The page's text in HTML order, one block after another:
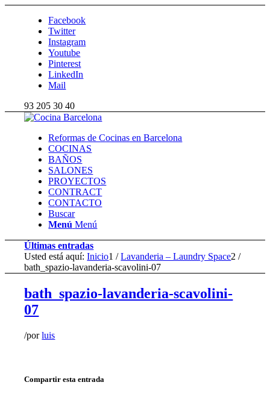
Facebook
Twitter
Instagram
Youtube
Pinterest
LinkedIn
Mail
93 205 30 40
Reformas de Cocinas en Barcelona
COCINAS
BAÑOS
SALONES
PROYECTOS
CONTRACT
CONTACTO
Buscar
Menú Menú
Últimas entradas
Usted está aquí: Inicio1 / Lavanderia – Laundry Space2 /
bath_spazio-lavanderia-scavolini-07
bath_spazio-lavanderia-scavolini-
07
/porluis
Compartir esta entrada